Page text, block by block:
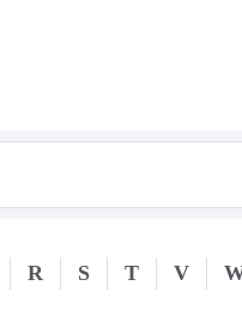
R S T V